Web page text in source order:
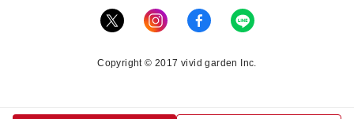
Copyright © 2017 vivid garden Inc.